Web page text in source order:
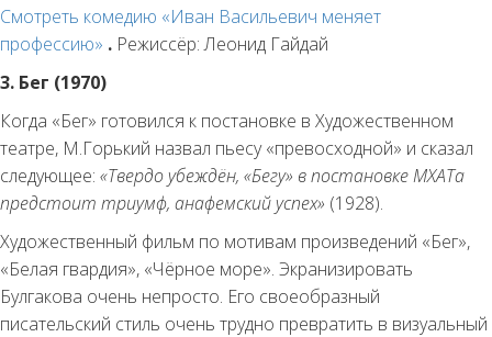
Смотреть комедию «Иван Васильевич меняет
профессию» . Режиссёр: Леонид Гайдай
3. Бег (1970)
Когда «Бег» готовился к постановке в Художественном
театре, М.Горький назвал пьесу «превосходной» и сказал
следующее: «Твердо убеждён, «Бегу» в постановке МХАТа
предстоит триумф, анафемский успех» (1928).
Художественный фильм по мотивам произведений «Бег»,
«Белая гвардия», «Чёрное море». Экранизировать
Булгакова очень непросто. Его своеобразный
писательский стиль очень трудно превратить в визуальный